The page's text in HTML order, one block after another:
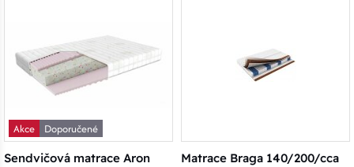
Akce
Doporučené
Sendvičová matrace Aron
Matrace Braga 140/200/cca